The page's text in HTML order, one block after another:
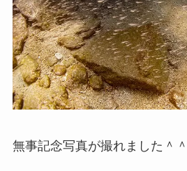
無事記念写真が撮れました＾＾